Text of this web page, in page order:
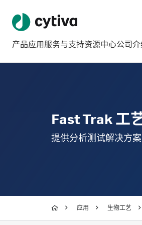
产品应用 服务与支持资源中心公司介
Fast Trak 工
提供分析测试解决方案
应用 生物工艺